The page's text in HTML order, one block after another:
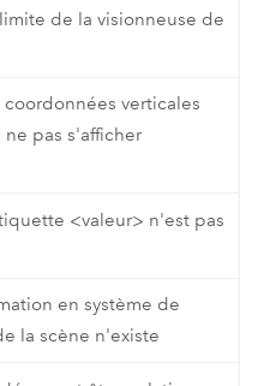
de la visionneuse de
verticales
pas s'afficher
<valeur> n'est pas
en système de
la scène n'existe